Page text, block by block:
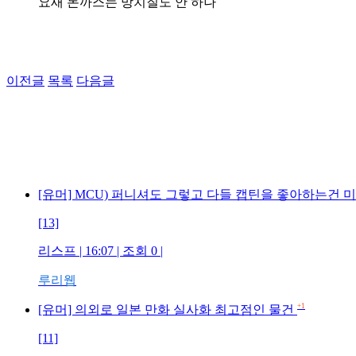
이전글 목록 다음글
[유머] MCU) 퍼니셔도 그렇고 다들 캡틴을 좋아하는건
[13]
리스프 | 16:07 | 조회 0 |
루리웹
[유머] 의외로 일본 만화 실사화 최고점인 물건 +1
[11]